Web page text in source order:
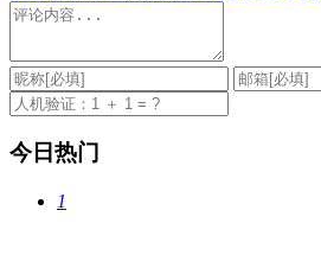
今日热门
1